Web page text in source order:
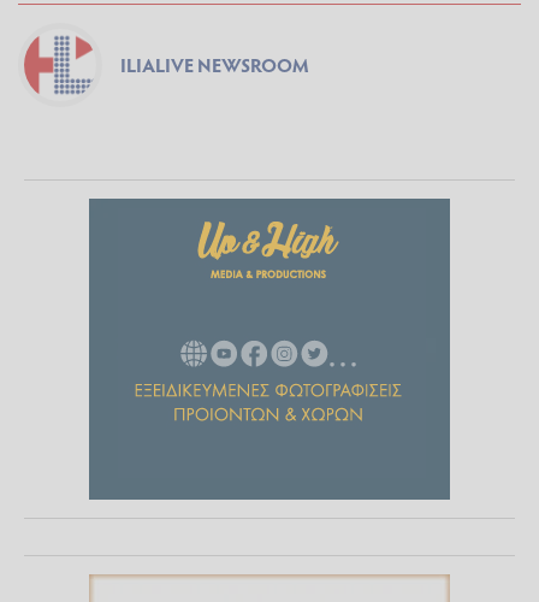
ILIALIVE NEWSROOM